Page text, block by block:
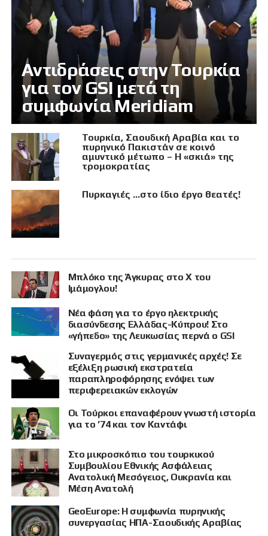
Αντιδράσεις στην Τουρκία
για τον GSI μετά τη
συμφωνία Meridiam
Τουρκία, Σαουδική Αραβία και το
πυρηνικό Πακιστάν σε κοινό
αμυντικό μέτωπο – Η «σκιά» της
τρομοκρατίας
Πυρκαγιές …στο ίδιο έργο θεατές!
Μπλόκο της Άγκυρας στο X του
Ιμάμογλου!
Νέα φάση για το έργο ηλεκτρικής
διασύνδεσης Ελλάδας-Κύπρου! Στο
«γήπεδο» της Λευκωσίας περνά ο GSI
Συναγερμός στις γερμανικές αρχές! Σε
εξέλιξη ρωσική εκστρατεία
παραπληροφόρησης ενόψει των
περιφερειακών εκλογών
Οι Τούρκοι επαναφέρουν γνωστή ιστορία
για το ’74 και τον Καντάφι
Στο μικροσκόπιο του τουρκικού
Συμβουλίου Εθνικής Ασφάλειας
Ανατολική Μεσόγειος, Ουκρανία και
Μέση Ανατολή
GeoEurope: Η συμφωνία πυρηνικής
συνεργασίας ΗΠΑ-Σαουδικής Αραβίας